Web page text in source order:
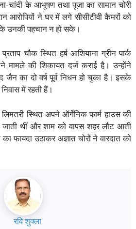
चांदी के आभूषण तथा पूजा का सामान चोरी
आरोपियों ने घर में लगे सीसीटीवी कैमरों को
उनकी पहचान न हो सके।
चौक स्थित हर्ष आशियाना ग्रीन पार्क
मामले की शिकायत दर्ज कराई है। उन्होंने
जैन का दो वर्ष पूर्व निधन हो चुका है। इसके
में रहती हैं।
लिमतरी स्थित अपने ऑर्गेनिक फार्म हाउस की
थीं और शाम को वापस शहर लौट आती
फायदा उठाकर अज्ञात चोरों ने वारदात को
रवि शुक्ला